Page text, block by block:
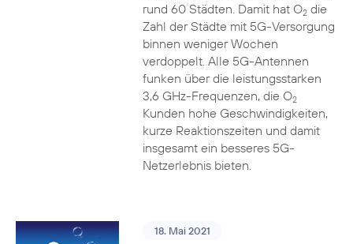
rund 60 Städten. Damit hat O2die
Zahl der Städte mit 5G-Versorgung
binnen weniger Wochen
verdoppelt. Alle 5G-Antennen
funken über die leistungsstarken
3,6 GHz-Frequenzen, die O2
Kunden hohe Geschwindigkeiten,
kurze Reaktionszeiten und damit
insgesamt ein besseres 5G-
Netzerlebnis bieten.
18. Mai 2021